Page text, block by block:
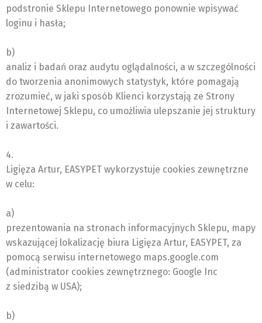
podstronie Sklepu Internetowego ponownie wpisywać
loginu i hasła;
b)
analiz i badań oraz audytu oglądalności, a w szczególności
do tworzenia anonimowych statystyk, które pomagają
zrozumieć, w jaki sposób Klienci korzystają ze Strony
Internetowej Sklepu, co umożliwia ulepszanie jej struktury
i zawartości.
4.
Ligięza Artur, EASYPET wykorzystuje cookies zewnętrzne
w celu:
a)
prezentowania na stronach informacyjnych Sklepu, mapy
wskazującej lokalizację biura Ligięza Artur, EASYPET, za
pomocą serwisu internetowego maps.google.com
(administrator cookies zewnętrznego: Google Inc
z siedzibą w USA);
b)